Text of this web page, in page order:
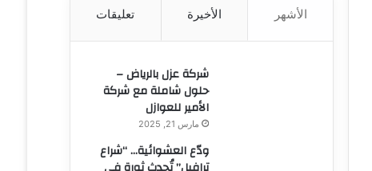
الأشهر الأخيرة تعليقات
شركة عزل بالرياض –
حلول شاملة مع شركة
الأمير للعوازل
مارس 21, 2025
ودّع العشوائية… “شراع